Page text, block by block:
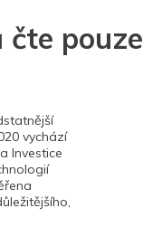
pouze
vychází
Investice